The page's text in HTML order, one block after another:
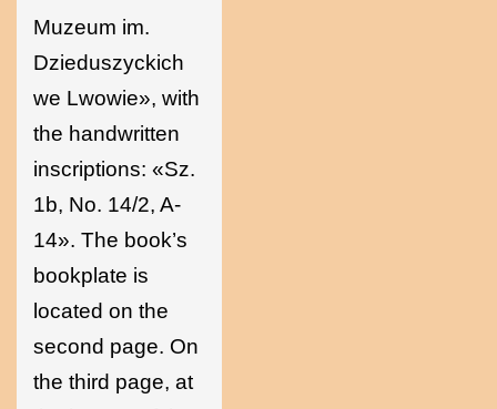
Muzeum im.
Dzieduszyckich
we Lwowie», with
the handwritten
inscriptions: «Sz.
1b, No. 14/2, A-
14». The book’s
bookplate is
located on the
second page. On
the third page, at